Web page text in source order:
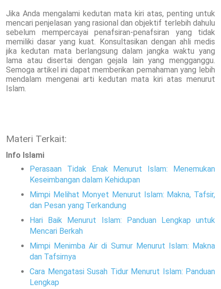
Jika Anda mengalami kedutan mata kiri atas, penting untuk
mencari penjelasan yang rasional dan objektif terlebih dahulu
sebelum mempercayai penafsiran-penafsiran yang tidak
memiliki dasar yang kuat. Konsultasikan dengan ahli medis
jika kedutan mata berlangsung dalam jangka waktu yang
lama atau disertai dengan gejala lain yang mengganggu.
Semoga artikel ini dapat memberikan pemahaman yang lebih
mendalam mengenai arti kedutan mata kiri atas menurut
Islam.
Materi Terkait:
Info Islami
Perasaan Tidak Enak Menurut Islam: Menemukan
Keseimbangan dalam Kehidupan
Mimpi Melihat Monyet Menurut Islam: Makna, Tafsir,
dan Pesan yang Terkandung
Hari Baik Menurut Islam: Panduan Lengkap untuk
Mencari Berkah
Mimpi Menimba Air di Sumur Menurut Islam: Makna
dan Tafsirnya
Cara Mengatasi Susah Tidur Menurut Islam: Panduan
Lengkap